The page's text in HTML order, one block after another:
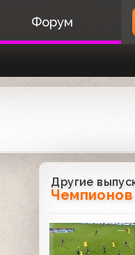
Форум
Другие
Чемпионов